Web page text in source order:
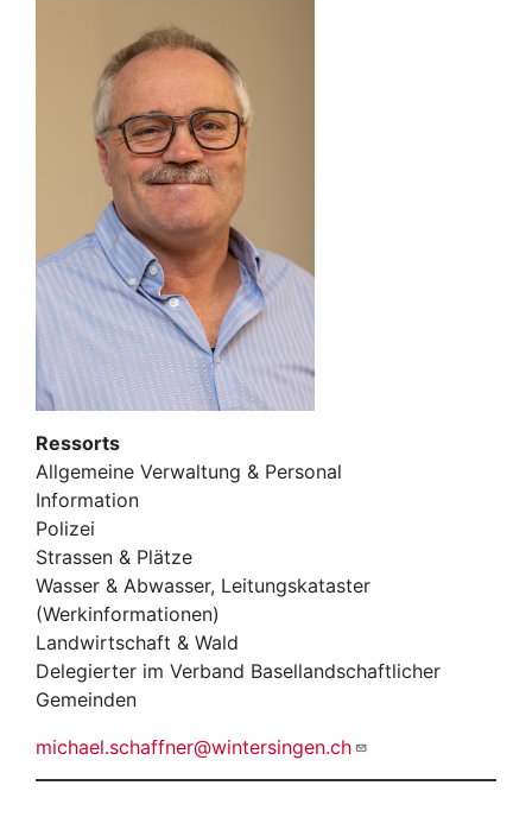
Ressorts
Allgemeine Verwaltung & Personal
Information
Polizei
Strassen & Plätze
Wasser & Abwasser, Leitungskataster
(Werkinformationen)
Landwirtschaft & Wald
Delegierter im Verband Basellandschaftlicher
Gemeinden
michael.schaffner@wintersingen.ch